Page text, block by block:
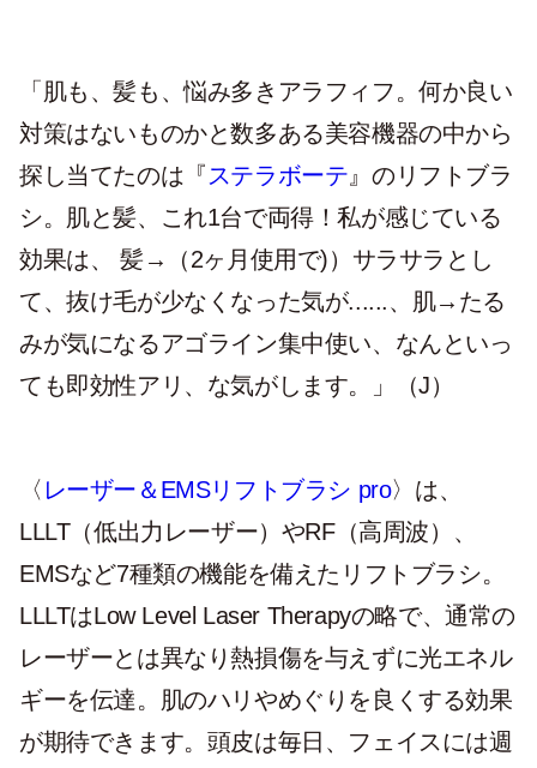
「肌も、髪も、悩み多きアラフィフ。何か良い
対策はないものかと数多ある美容機器の中から
探し当てたのは『 ステラボーテ 』のリフトブラ
シ。肌と髪、これ1台で両得！私が感じている
効果は、 髪→（2ヶ月使用で)）サラサラとし
て、抜け毛が少なくなった気が......、肌→たる
みが気になるアゴライン集中使い、なんといっ
ても即効性アリ、な気がします。」（J）
〈 レーザー＆EMSリフトブラシ pro〉は、
LLLT（低出力レーザー）やRF（高周波）、
EMSなど7種類の機能を備えたリフトブラシ。
LLLTはLow Level Laser Therapyの略で、通常の
レーザーとは異なり熱損傷を与えずに光エネル
ギーを伝達。肌のハリやめぐりを良くする効果
が期待できます。頭皮は毎日、フェイスには週